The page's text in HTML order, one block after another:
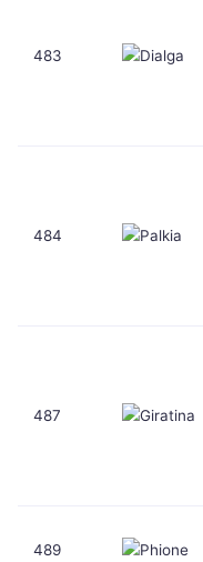
483
484
487
489